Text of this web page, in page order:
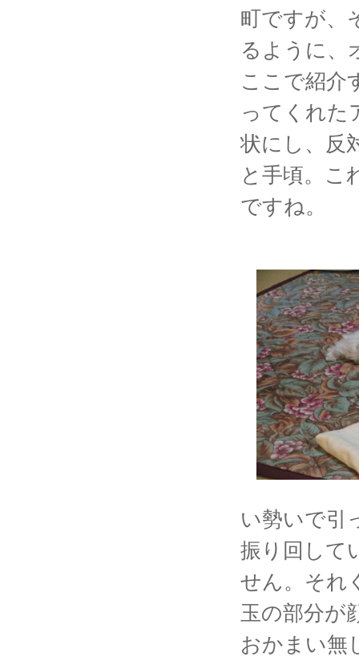
町ですが、
るように、
ここで紹介
ってくれた
状にし、反
と手頃。こ
ですね。
い勢いで引
振り回して
せん。それ
玉の部分が
おかまい無